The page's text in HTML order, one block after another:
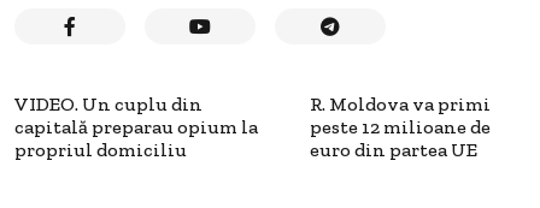
VIDEO. Un cuplu din
capitală preparau opium la
propriul domiciliu
R. Moldova va primi
peste 12 milioane de
euro din partea UE